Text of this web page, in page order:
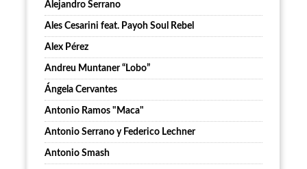
Alejandro Serrano
Ales Cesarini feat. Payoh Soul Rebel
Alex Pérez
Andreu Muntaner “Lobo”
Ángela Cervantes
Antonio Ramos "Maca"
Antonio Serrano y Federico Lechner
Antonio Smash